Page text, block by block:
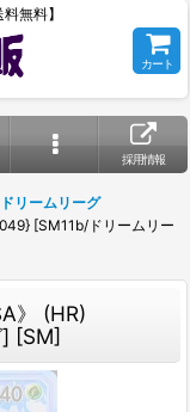
無料】
カート
採用情報
リームリーグ
[SM11b/ドリームリー
》 (HR)
[SM]